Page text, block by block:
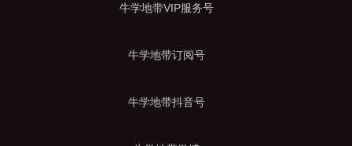
牛学地带VIP服务号
牛学地带订阅号
牛学地带抖音号